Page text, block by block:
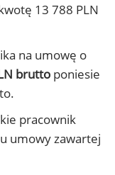
13 788 PLN
na umowę o
brutto poniesie
pracownik
umowy zawartej